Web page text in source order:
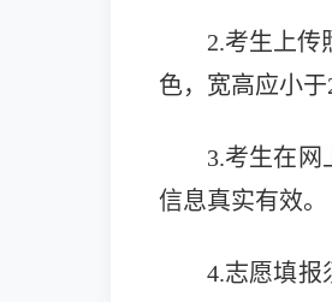
2.考生上传
色，宽高应小于
3.考生在网
信息真实有效。
4.志愿填报